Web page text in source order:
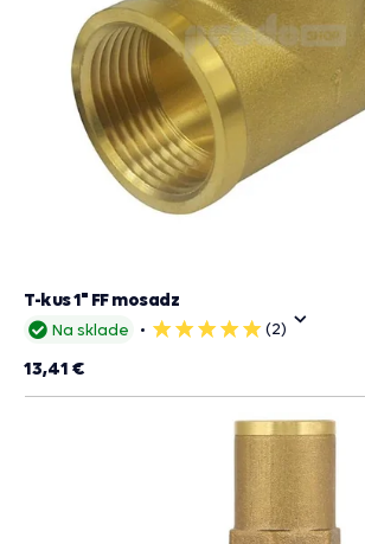
Na sklade
5
(2)
T-kus 1" FF mosadz
13,41 €